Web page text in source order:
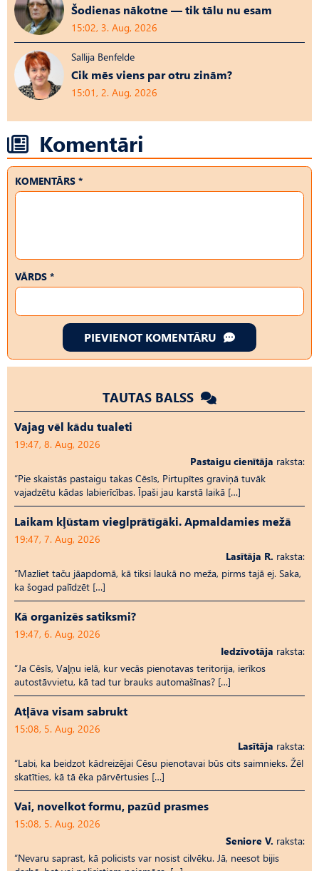
Šodienas nākotne — tik tālu nu esam
15:02, 3. Aug, 2026
Sallija Benfelde
Cik mēs viens par otru zinām?
15:01, 2. Aug, 2026
Komentāri
KOMENTĀRS *
VĀRDS *
PIEVIENOT KOMENTĀRU
TAUTAS BALSS
Vajag vēl kādu tualeti
19:47, 8. Aug, 2026
Pastaigu cienītāja raksta:
“Pie skaistās pastaigu takas Cēsīs, Pirtupītes graviņā tuvāk
vajadzētu kādas labierīcības. Īpaši jau karstā laikā […]
Laikam kļūstam vieglprātīgāki. Apmaldamies mežā
19:47, 7. Aug, 2026
Lasītāja R. raksta:
“Mazliet taču jāapdomā, kā tiksi laukā no meža, pirms tajā ej. Saka,
ka šogad palīdzēt […]
Kā organizēs satiksmi?
19:47, 6. Aug, 2026
Iedzīvotāja raksta:
“Ja Cēsīs, Vaļņu ielā, kur vecās pienotavas teritorija, ierīkos
autostāvvietu, kā tad tur brauks automašīnas? […]
Atļāva visam sabrukt
15:08, 5. Aug, 2026
Lasītāja raksta:
“Labi, ka beidzot kādreizējai Cēsu pienotavai būs cits saimnieks. Žēl
skatīties, kā tā ēka pārvērtusies […]
Vai, novelkot formu, pazūd prasmes
15:08, 5. Aug, 2026
Seniore V. raksta:
“Nevaru saprast, kā policists var nosist cilvēku. Jā, neesot bijis